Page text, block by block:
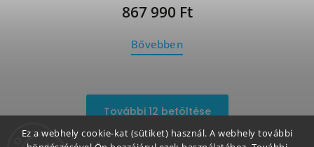
Ez a webhely cookie-kat (sütiket) használ. A webhely további
867 990 Ft
Bővebben
További 12 betöltése
1 3